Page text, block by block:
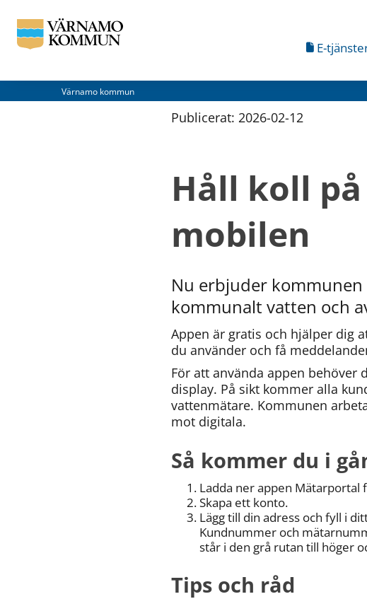
E-
Värnamo kommun
Publicerat: 2026-02-12
Håll koll
mobilen
Nu erbjuder
kommunalt vatten och
Appen är gratis och hjälper dig
du använder och få
För att använda appen behöver
display. På sikt kommer alla
vattenmätare. Kommunen
mot digitala.
Så kommer du i
Ladda ner appen Mätarportal
Skapa ett konto.
Lägg till din adress och fyll i
Kundnummer och
står i den grå rutan till höger
Tips och råd